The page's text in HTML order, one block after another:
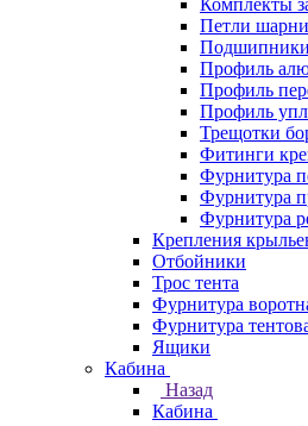
Комплекты
Петли
Профиль
Профиль
Профиль
Трещотки
Фитинги
Фурнитура
Фурнитура
Фурнитура
Крепления
Отбойники
Трос тента
Фурнитура
Фурнитура
Ящики
Кабина
Назад
Кабина